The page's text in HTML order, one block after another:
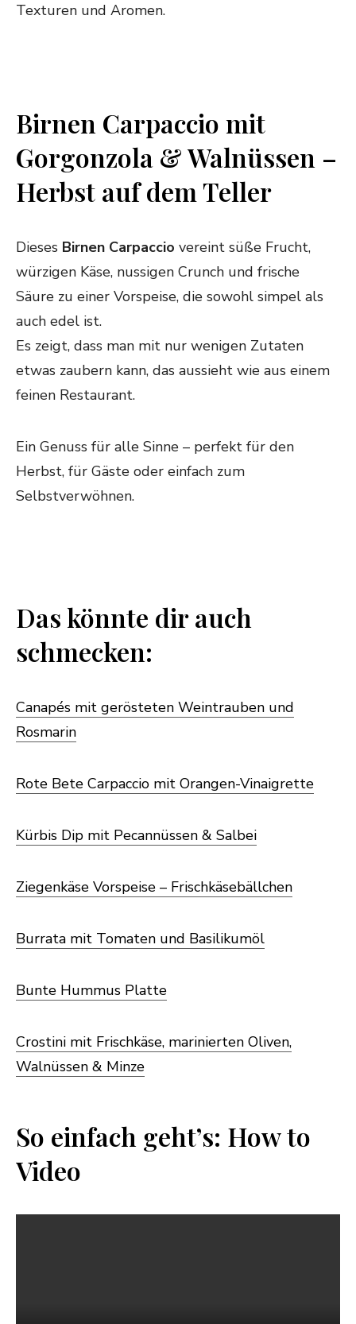
Texturen und Aromen.
Birnen Carpaccio mit
Gorgonzola & Walnüssen –
Herbst auf dem Teller
Dieses Birnen Carpaccio vereint süße Frucht,
würzigen Käse, nussigen Crunch und frische
Säure zu einer Vorspeise, die sowohl simpel als
auch edel ist.
Es zeigt, dass man mit nur wenigen Zutaten
etwas zaubern kann, das aussieht wie aus einem
feinen Restaurant.
Ein Genuss für alle Sinne – perfekt für den
Herbst, für Gäste oder einfach zum
Selbstverwöhnen.
Das könnte dir auch
schmecken:
Canapés mit gerösteten Weintrauben und
Rosmarin
Rote Bete Carpaccio mit Orangen-Vinaigrette
Kürbis Dip mit Pecannüssen & Salbei
Ziegenkäse Vorspeise – Frischkäsebällchen
Burrata mit Tomaten und Basilikumöl
Bunte Hummus Platte
Crostini mit Frischkäse, marinierten Oliven,
Walnüssen & Minze
So einfach geht’s: How to
Video